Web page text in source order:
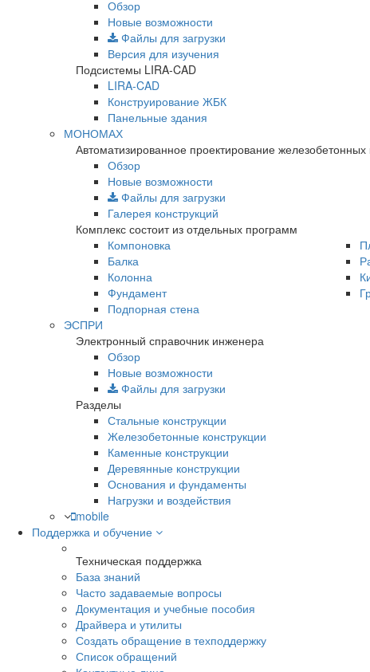
Обзор
Новые возможности
Файлы для загрузки
Версия для изучения
Подсистемы LIRA-CAD
LIRA-CAD
Конструирование ЖБК
Панельные здания
МОНОМАХ
Автоматизированное проектирование железобетонных
Обзор
Новые возможности
Файлы для загрузки
Галерея конструкций
Комплекс состоит из отдельных программ
Компоновка
Балка
Колонна
Фундамент
Подпорная стена
ЭСПРИ
Электронный справочник инженера
Обзор
Новые возможности
Файлы для загрузки
Разделы
Стальные конструкции
Железобетонные конструкции
Каменные конструкции
Деревянные конструкции
Основания и фундаменты
Нагрузки и воздействия
mobile
Поддержка и обучение
Техническая поддержка
База знаний
Часто задаваемые вопросы
Документация и учебные пособия
Драйвера и утилиты
Создать обращение в техподдержку
Список обращений